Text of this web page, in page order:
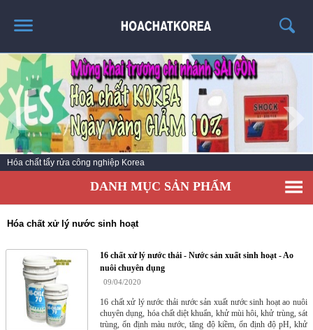
TRANG CHỦ
GIỚI THIỆU
THÔNG TIN SẢN PHẨM
TIN TỨC
LIÊN HỆ
Hóa chất vệ sinh làm sạch số 1 Hàn Quốc
DANH MỤC SẢN PHẨM
Hóa chất xử lý nước sinh hoạt
16 chất xử lý nước thải - Nước sản xuất sinh hoạt - Ao
nuôi chuyên dụng
09/04/2020
16 chất xử lý nước thải nước sản xuất nước sinh hoạt ao nuôi
chuyên dụng, hóa chất diệt khuẩn, khử mùi hôi, khử trùng, sát
trùng, ổn định màu nước, tăng độ kiềm, ổn định độ pH, khử